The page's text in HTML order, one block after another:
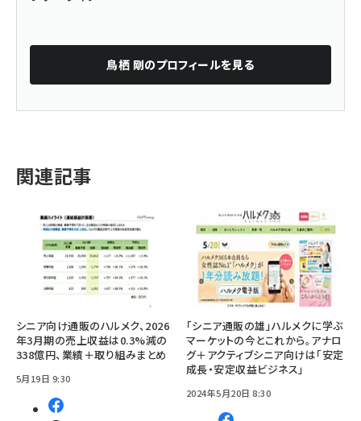
鳥栖 剛のプロフィールを見る
関連記事
シニア向け通販のハルメク、2026
年3月期の売上収益は0.3%減の
338億円、業績＋取り組みまとめ
5月19日 9:30
「シニア通販の雄」ハルメクに学ぶ
マーケットの今とこれから。アナロ
グ＋アクティブシニア向けは「安定
成長・安定収益ビジネス」
2024年5月20日 8:30